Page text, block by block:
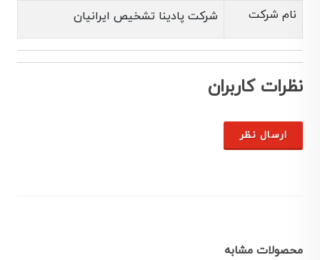
نام شرکت
شرکت پادینا تشخیص ایرانیان
نظرات کاربران
ارسال نظر
محصولات مشابه